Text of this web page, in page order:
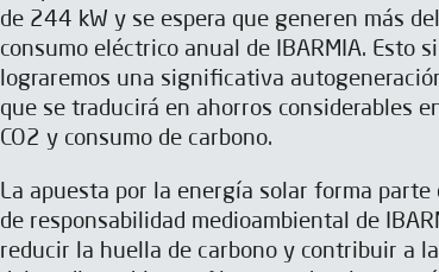
de 244 kW y se espera que generen más
consumo eléctrico anual de IBARMIA. Esto
lograremos una significativa
que se traducirá en ahorros considerables
CO2 y consumo de carbono.
La apuesta por la energía solar forma parte
de responsabilidad medioambiental de
reducir la huella de carbono y contribuir a